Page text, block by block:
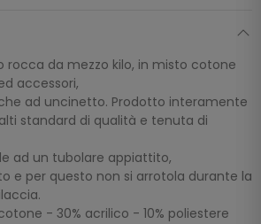
da mezzo kilo, in misto cotone
accessori,
ad uncinetto. Prodotto interamente
standard di qualità e tenuta di
ad un tubolare appiattito,
e per questo non si arrotola durante la
- 30% acrilico - 10% poliestere